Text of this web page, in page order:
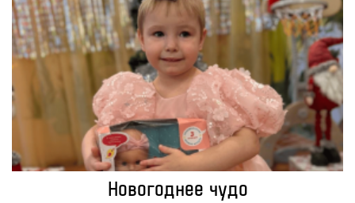
Новогоднее чудо